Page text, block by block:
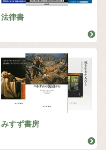
法律書
みすず書房